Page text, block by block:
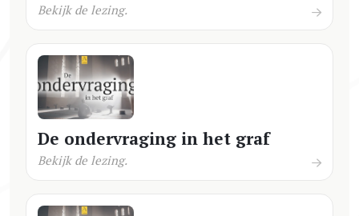
Bekijk de lezing.
De ondervraging in het graf
Bekijk de lezing.